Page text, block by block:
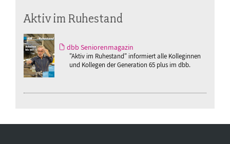
Aktiv im Ruhestand
dbb Seniorenmagazin
"Aktiv im Ruhestand" informiert alle Kolleginnen
und Kollegen der Generation 65 plus im dbb.